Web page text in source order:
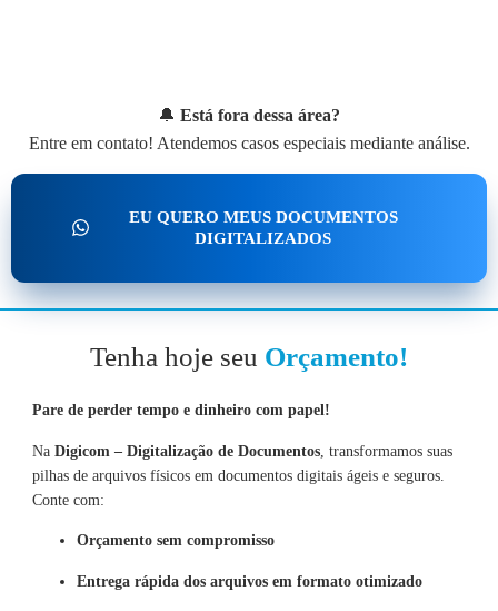
🔔 Está fora dessa área?
Entre em contato! Atendemos casos especiais mediante análise.
EU QUERO MEUS DOCUMENTOS
DIGITALIZADOS
Tenha hoje seu Orçamento!
Pare de perder tempo e dinheiro com papel!
Na Digicom – Digitalização de Documentos, transformamos suas
pilhas de arquivos físicos em documentos digitais ágeis e seguros.
Conte com:
Orçamento sem compromisso
Entrega rápida dos arquivos em formato otimizado